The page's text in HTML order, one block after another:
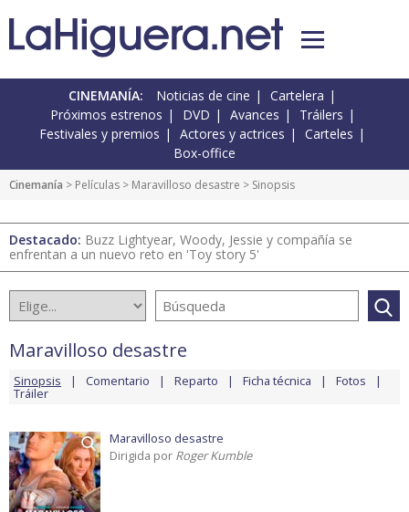
CINEMANÍA: Noticias de cine
Cartelera
Próximos estrenos
DVD Avances
Tráilers
Festivales y premios
Actores y actrices
Carteles
Box-office
Cinemanía > Películas > Maravilloso desastre > Sinopsis
Destacado: Buzz Lightyear, Woody, Jessie y compañía se
enfrentan a un nuevo reto en 'Toy story 5'
Maravilloso desastre
Sinopsis Comentario Reparto Ficha técnica Fotos
Tráiler
Maravilloso desastre
Dirigida por Roger Kumble